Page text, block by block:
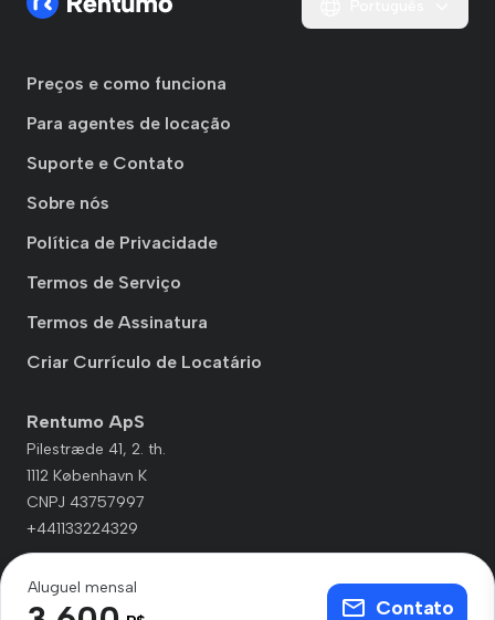
Aluguel mensal
Contato
Preços e como funciona
Para agentes de locação
Suporte e Contato
Sobre nós
Política de Privacidade
Termos de Serviço
Termos de Assinatura
Criar Currículo de Locatário
Rentumo ApS
Pilestræde 41, 2. th.
1112 København K
CNPJ 43757997
+441133224329